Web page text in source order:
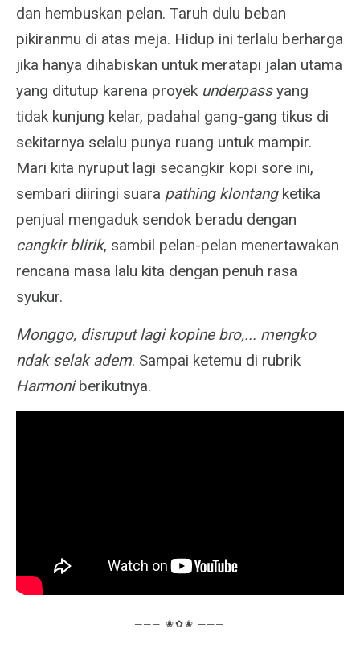
dan hembuskan pelan. Taruh dulu beban
pikiranmu di atas meja. Hidup ini terlalu berharga
jika hanya dihabiskan untuk meratapi jalan utama
yang ditutup karena proyek underpassyang
tidak kunjung kelar, padahal gang-gang tikus di
sekitarnya selalu punya ruang untuk mampir.
Mari kita nyruput lagi secangkir kopi sore ini,
sembari diiringi suara pathing klontangketika
penjual mengaduk sendok beradu dengan
cangkir blirik, sambil pelan-pelan menertawakan
rencana masa lalu kita dengan penuh rasa
syukur.
Monggo, disruput lagi kopine bro,... mengko
ndak selak adem. Sampai ketemu di rubrik
Harmoniberikutnya.
─── ❀✿❀ ───